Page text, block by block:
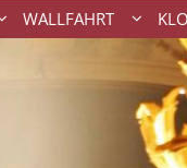
WALLFAHRT